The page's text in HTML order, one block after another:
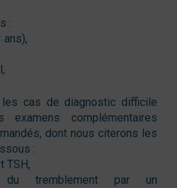
:
ans),
les cas de diagnostic difficile
examens complémentaires
dont nous citerons les
:
TSH,
du tremblement par un